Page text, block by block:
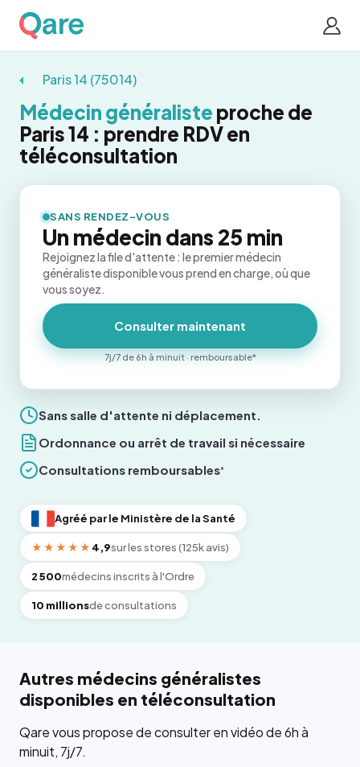
Paris 14 (75014)
Médecin généraliste proche de
Paris 14 : prendre RDV en
téléconsultation
Sans salle d'attente ni déplacement.
Ordonnance ou arrêt de travail si nécessaire
Consultations remboursables*
Agréé par le Ministère de la Santé
★★★★★ 4,9sur les stores (125k avis)
2 500médecins inscrits à l'Ordre
10 millionsde consultations
SANS RENDEZ-VOUS
Un médecin dans 25 min
Rejoignez la file d'attente : le premier médecin
généraliste disponible vous prend en charge, où que
vous soyez.
Consulter maintenant
7j/7 de 6h à minuit · remboursable*
Autres médecins généralistes
disponibles en téléconsultation
Qare vous propose de consulter en vidéo de 6h à
minuit, 7j/7.